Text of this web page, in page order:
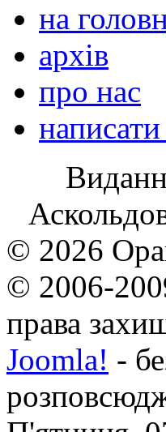
на
архів
про нас
© 2026
© 2006-
права
Joomla! -